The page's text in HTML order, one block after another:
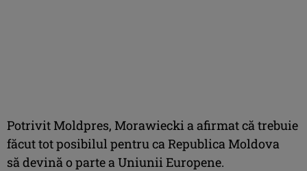
Potrivit Moldpres, Morawiecki a afirmat că trebuie
făcut tot posibilul pentru ca Republica Moldova
să devină o parte a Uniunii Europene.